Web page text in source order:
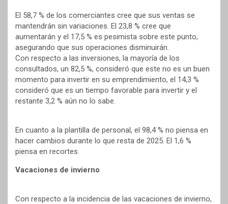
El 58,7 % de los comerciantes cree que sus ventas se
mantendrán sin variaciones. El 23,8 % cree que
aumentarán y el 17,5 % es pesimista sobre este punto,
asegurando que sus operaciones disminuirán.
Con respecto a las inversiones, la mayoría de los
consultados, un 82,5 %, consideró que este no es un buen
momento para invertir en su emprendimiento, el 14,3 %
consideró que es un tiempo favorable para invertir y el
restante 3,2 % aún no lo sabe.
En cuanto a la plantilla de personal, el 98,4 % no piensa en
hacer cambios durante lo que resta de 2025. El 1,6 %
piensa en recortes.
Vacaciones de invierno
Con respecto a la incidencia de las vacaciones de invierno,